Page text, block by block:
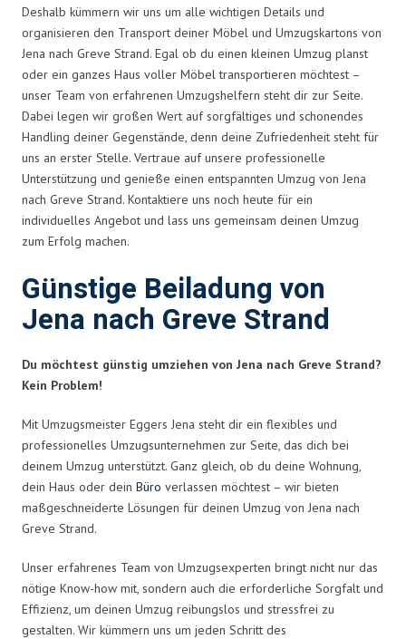
Deshalb kümmern wir uns um alle wichtigen Details und
organisieren den Transport deiner Möbel und Umzugskartons von
Jena nach Greve Strand. Egal ob du einen kleinen Umzug planst
oder ein ganzes Haus voller Möbel transportieren möchtest –
unser Team von erfahrenen Umzugshelfern steht dir zur Seite.
Dabei legen wir großen Wert auf sorgfältiges und schonendes
Handling deiner Gegenstände, denn deine Zufriedenheit steht für
uns an erster Stelle. Vertraue auf unsere professionelle
Unterstützung und genieße einen entspannten Umzug von Jena
nach Greve Strand. Kontaktiere uns noch heute für ein
individuelles Angebot und lass uns gemeinsam deinen Umzug
zum Erfolg machen.
Günstige Beiladung von
Jena nach Greve Strand
Du möchtest günstig umziehen von Jena nach Greve Strand?
Kein Problem!
Mit Umzugsmeister Eggers Jena steht dir ein flexibles und
professionelles Umzugsunternehmen zur Seite, das dich bei
deinem Umzug unterstützt. Ganz gleich, ob du deine Wohnung,
dein Haus oder dein Büro verlassen möchtest – wir bieten
maßgeschneiderte Lösungen für deinen Umzug von Jena nach
Greve Strand.
Unser erfahrenes Team von Umzugsexperten bringt nicht nur das
nötige Know-how mit, sondern auch die erforderliche Sorgfalt und
Effizienz, um deinen Umzug reibungslos und stressfrei zu
gestalten. Wir kümmern uns um jeden Schritt des